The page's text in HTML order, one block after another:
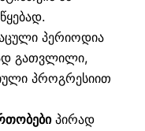
პერიოდია
გათვლილი,
პროგრესიით
პირად